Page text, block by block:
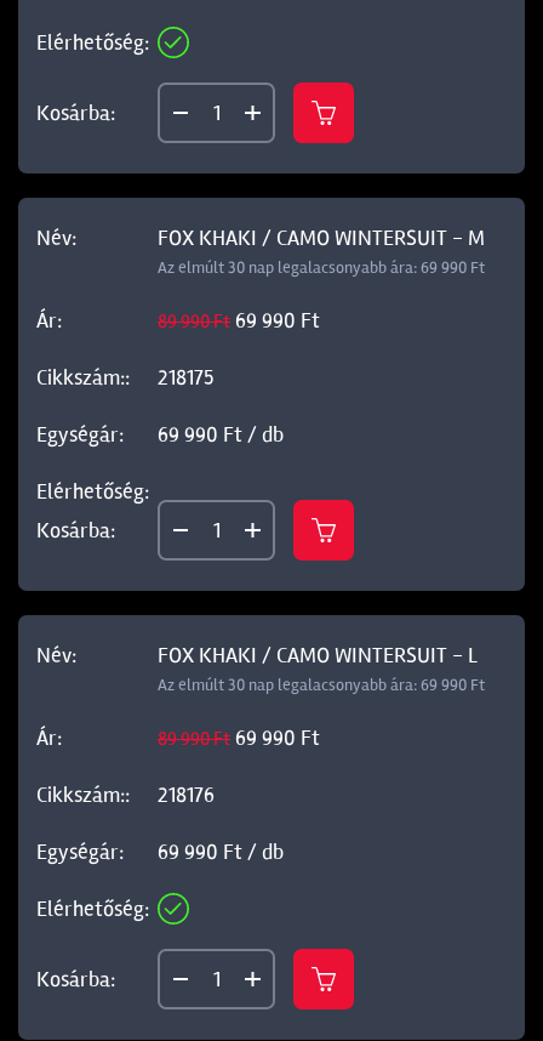
FOX KHAKI / CAMO WINTERSUIT - M
Az elmúlt 30 nap legalacsonyabb ára: 69 990 Ft
89 990 Ft 69 990 Ft
218175
69 990 Ft / db
FOX KHAKI / CAMO WINTERSUIT - L
Az elmúlt 30 nap legalacsonyabb ára: 69 990 Ft
89 990 Ft 69 990 Ft
218176
69 990 Ft / db